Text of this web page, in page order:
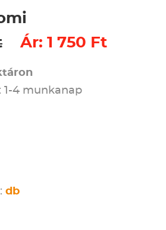
Ár: 1 750 Ft
1-4 munkanap
db